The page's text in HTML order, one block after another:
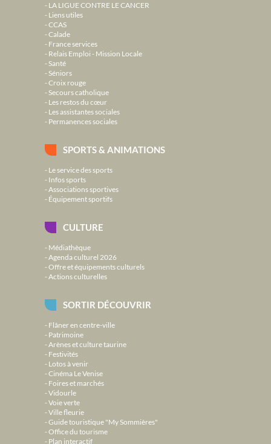
LA LIGUE CONTRE LE CANCER
Liens utiles
CCAS
Calade
France services
Relais Emploi - Mission Locale
Santé
Séniors
Croix rouge
Secours catholique
Les restos du cœur
Les assistantes sociales
Permanences sociales
SPORTS & ANIMATIONS
Le service des sports
Infos sports
Associations sportives
Équipement sportifs
CULTURE
Médiathèque
Agenda culturel 2026
Offre et équipements culturels
Actions culturelles
SORTIR DÉCOUVRIR
Flâner en centre-ville
Patrimoine
Arènes et culture taurine
Festivités
Lotos à venir
Cinéma Le Venise
Foires et marchés
Vidourle
Voie verte
Ville fleurie
Guide touristique "My Sommières"
Office du tourisme
Plan interactif